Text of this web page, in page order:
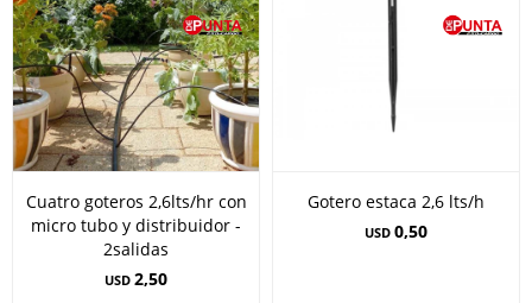
Cuatro goteros 2,6lts/hr con
micro tubo y distribuidor -
2salidas
USD 2,50
Gotero estaca 2,6 lts/h
USD 0,50